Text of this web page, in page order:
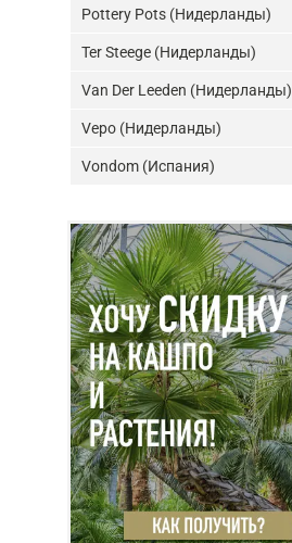
Pottery Pots (Нидерланды)
Ter Steege (Нидерланды)
Van Der Leeden (Нидерланды)
Vepo (Нидерланды)
Vondom (Испания)